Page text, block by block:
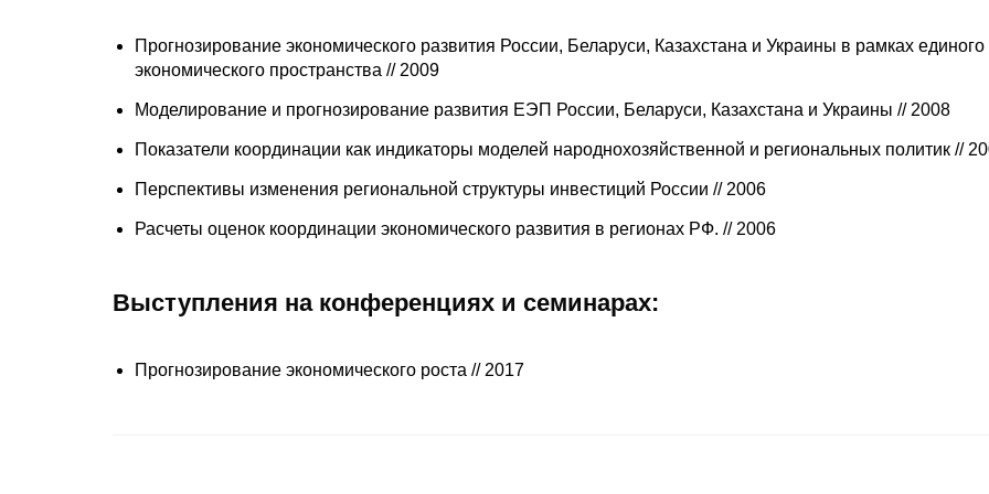
Прогнозирование экономического развития России, Беларуси, Казахстана и Украины в рамках единого
экономического пространства // 2009
Моделирование и прогнозирование развития ЕЭП России, Беларуси, Казахстана и Украины // 2008
Показатели координации как индикаторы моделей народнохозяйственной и региональных политик //
Перспективы изменения региональной структуры инвестиций России // 2006
Расчеты оценок координации экономического развития в регионах РФ. // 2006
Выступления на конференциях и семинарах:
Прогнозирование экономического роста // 2017